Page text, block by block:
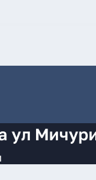
ул